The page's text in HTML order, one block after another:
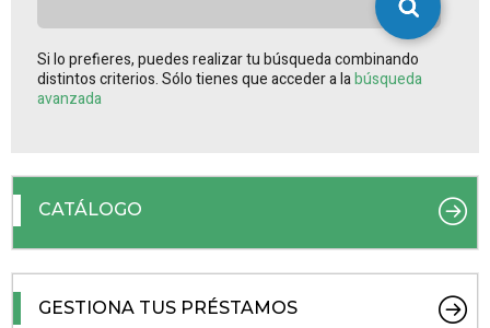
Si lo prefieres, puedes realizar tu búsqueda combinando
distintos criterios. Sólo tienes que acceder a labúsqueda
avanzada
CATÁLOGO
GESTIONA TUS PRÉSTAMOS